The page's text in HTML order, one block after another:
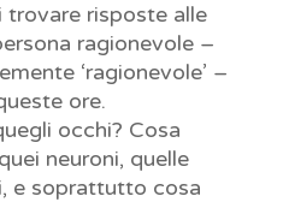
trovare risposte alle
ragionevole –
‘ragionevole’ –
ore.
occhi? Cosa
neuroni, quelle
e soprattutto cosa